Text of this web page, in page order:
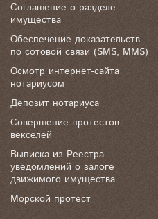
Соглашение о разделе
имущества
Обеспечение доказательств
по сотовой связи (SMS, MMS)
Осмотр интернет-сайта
нотариусом
Депозит нотариуса
Совершение протестов
векселей
Выписка из Реестра
уведомлений о залоге
движимого имущества
Морской протест